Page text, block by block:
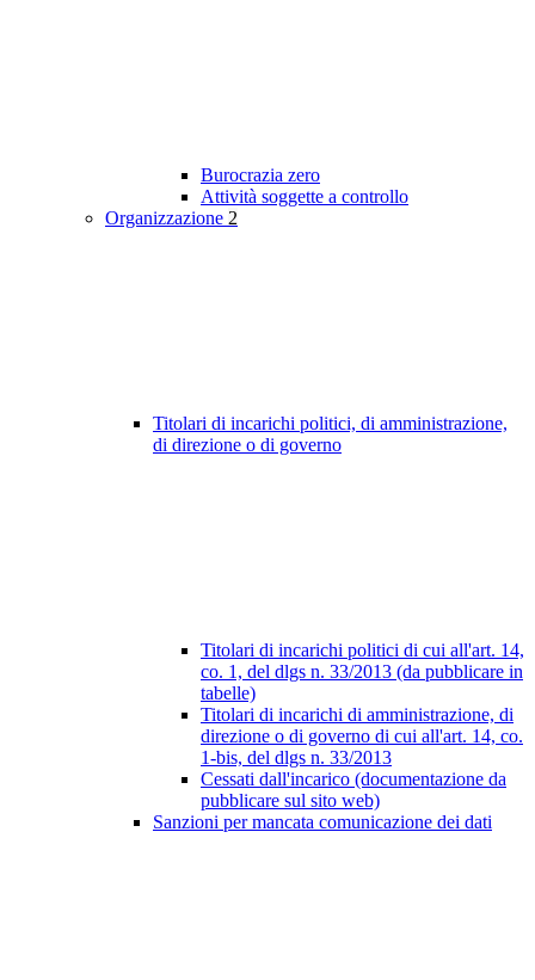
Burocrazia zero
Attività soggette a controllo
Organizzazione 2
Titolari di incarichi politici, di amministrazione,
di direzione o di governo
Titolari di incarichi politici di cui all'art. 14,
co. 1, del dlgs n. 33/2013 (da pubblicare in
tabelle)
Titolari di incarichi di amministrazione, di
direzione o di governo di cui all'art. 14, co.
1-bis, del dlgs n. 33/2013
Cessati dall'incarico (documentazione da
pubblicare sul sito web)
Sanzioni per mancata comunicazione dei dati